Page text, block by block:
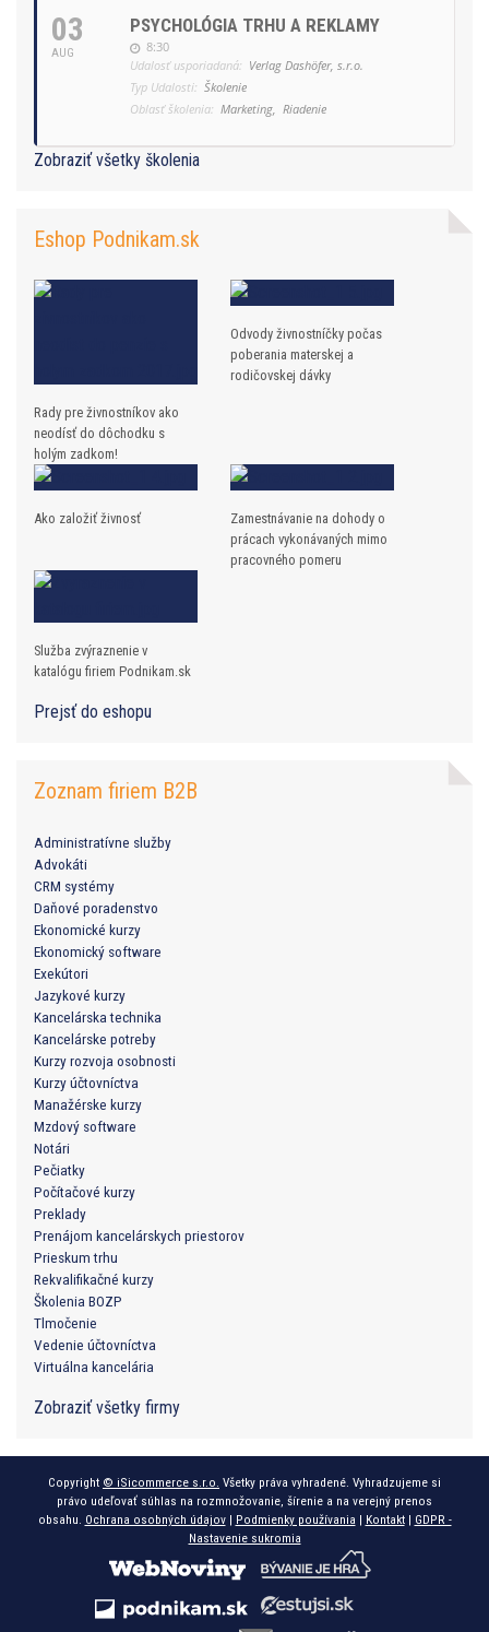
03
AUG
PSYCHOLÓGIA TRHU A REKLAMY
8:30
Udalosť usporiadaná: Verlag Dashöfer, s.r.o.
Typ Udalosti: Školenie
Oblasť školenia: Marketing, Riadenie
Zobraziť všetky školenia
Eshop Podnikam.sk
Rady pre živnostníkov ako
neodísť do dôchodku s
holým zadkom!
Odvody živnostníčky počas
poberania materskej a
rodičovskej dávky
Ako založiť živnosť
Zamestnávanie na dohody o
prácach vykonávaných mimo
pracovného pomeru
Služba zvýraznenie v
katalógu firiem Podnikam.sk
Prejsť do eshopu
Zoznam firiem B2B
Administratívne služby
Advokáti
CRM systémy
Daňové poradenstvo
Ekonomické kurzy
Ekonomický software
Exekútori
Jazykové kurzy
Kancelárska technika
Kancelárske potreby
Kurzy rozvoja osobnosti
Kurzy účtovníctva
Manažérske kurzy
Mzdový software
Notári
Pečiatky
Počítačové kurzy
Preklady
Prenájom kancelárskych priestorov
Prieskum trhu
Rekvalifikačné kurzy
Školenia BOZP
Tlmočenie
Vedenie účtovníctva
Virtuálna kancelária
Zobraziť všetky firmy
Copyright © iSicommerce s.r.o. Všetky práva vyhradené. Vyhradzujeme si
právo udeľovať súhlas na rozmnožovanie, šírenie a na verejný prenos
obsahu. Ochrana osobných údajov| Podmienky používania | Kontakt| GDPR -
Nastavenie sukromia